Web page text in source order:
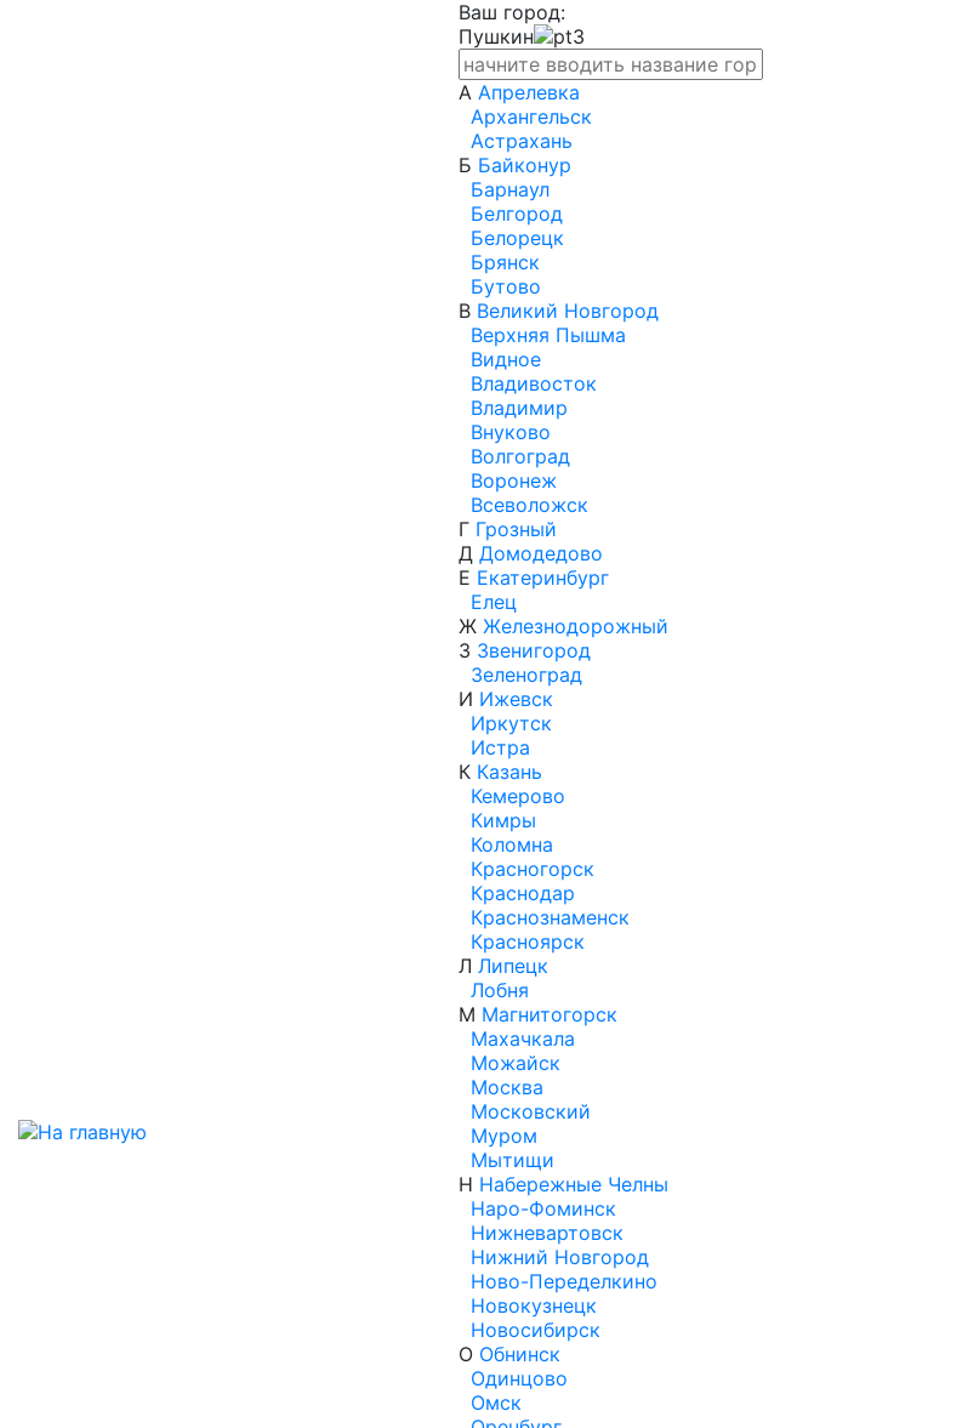
Ваш город:
Пушкин
А Апрелевка
Архангельск
Астрахань
Б Байконур
Барнаул
Белгород
Белорецк
Брянск
Бутово
В Великий Новгород
Верхняя Пышма
Видное
Владивосток
Владимир
Внуково
Волгоград
Воронеж
Всеволожск
Г Грозный
Д Домодедово
Е Екатеринбург
Елец
Ж Железнодорожный
З Звенигород
Зеленоград
И Ижевск
Иркутск
Истра
К Казань
Кемерово
Кимры
Коломна
Красногорск
Краснодар
Краснознаменск
Красноярск
Л Липецк
Лобня
М Магнитогорск
Махачкала
Можайск
Москва
Московский
Муром
Мытищи
Н Набережные Челны
Наро-Фоминск
Нижневартовск
Нижний Новгород
Ново-Переделкино
Новокузнецк
Новосибирск
О Обнинск
Одинцово
Омск